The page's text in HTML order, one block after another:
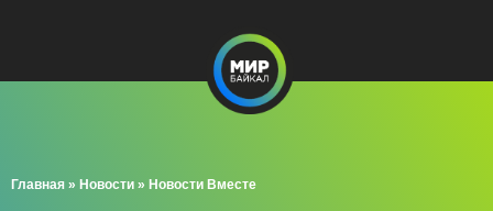
Главная » Новости » Новости Вместе